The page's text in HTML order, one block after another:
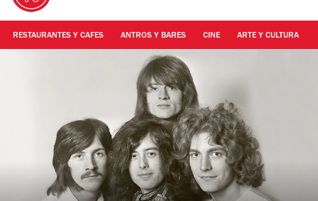
RESTAURANTES Y CAFES ANTROS Y BARES CINE ARTE Y CULTURA